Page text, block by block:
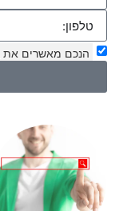
הנכם מאשרים את